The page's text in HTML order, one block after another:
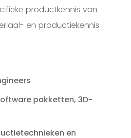
productkennis van
en productiekennis
pakketten, 3D-
en